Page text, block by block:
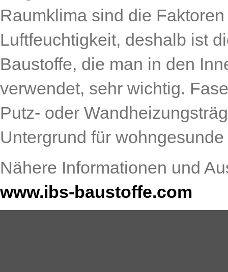
Raumklima sind die
Luftfeuchtigkeit, deshalb ist
Baustoffe, die man in den
verwendet, sehr wichtig.
Putz- oder
Untergrund für
Nähere Informationen und
www.ibs-baustoffe.com